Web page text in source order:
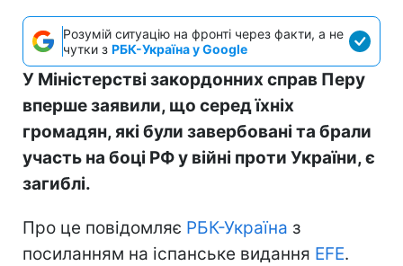
Розумій ситуацію на фронті через факти, а не
чутки з РБК-Україна у Google
У Міністерстві закордонних справ Перу
вперше заявили, що серед їхніх
громадян, які були завербовані та брали
участь на боці РФ у війні проти України, є
загиблі.
Про це повідомляє РБК-Україна з
посиланням на іспанське видання EFE.